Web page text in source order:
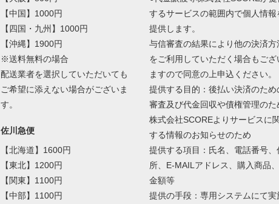
【中国】1000円
【四国・九州】1000円
【沖縄】1900円
※送料無料の場合
配送業者を選択していただいても
ご希望に添えない場合がございま
す。
佐川急便
【北海道】1600円
【東北】1200円
【関東】1100円
【中部】1100円
するサービスの範囲内で個人情報
提供します。
与信審査の結果により他の決済方
をご利用していただく場合もござ
ますので同意の上申込ください。
提供する目的：後払い決済のため
審査及び代金回収や債権管理のた
株式会社SCOREよりサービスに関
する情報のお知らせのため
提供する項目：氏名、電話番号、
所、E-MAILアドレス、購入商品、
金額等
提供の手段：専用システムにて実